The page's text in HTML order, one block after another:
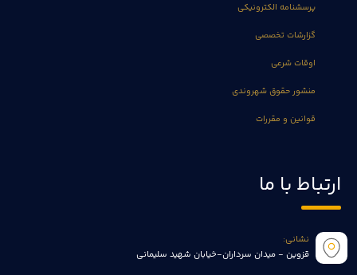
پرسشنامه الکترونیکی
گزارشات تخصصی
اوقات شرعی
منشور حقوق شهروندی
قوانین و مقررات
ارتباط با ما
نشانی:
قزوین - میدان سرداران-خیابان شهید سلیمانی